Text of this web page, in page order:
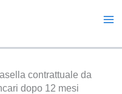
contrattuale da
dopo 12 mesi